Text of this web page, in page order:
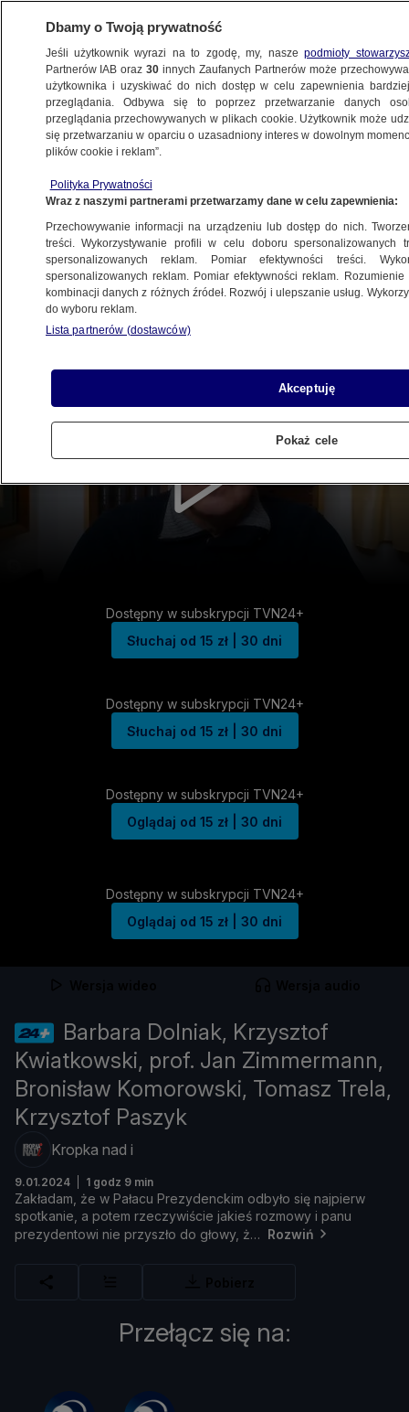
Dostępny w subskrypcji TVN24+
Słuchaj od 15 zł | 30 dni
Dostępny w subskrypcji TVN24+
Słuchaj od 15 zł | 30 dni
Dostępny w subskrypcji TVN24+
Oglądaj od 15 zł | 30 dni
Dostępny w subskrypcji TVN24+
Oglądaj od 15 zł | 30 dni
Barbara Dolniak, Krzysztof
Kwiatkowski, prof. Jan Zimmermann,
Bronisław Komorowski, Tomasz Trela,
Krzysztof Paszyk
Kropka nad i
9.01.2024 1 godz 9 min
Zakładam, że w Pałacu Prezydenckim odbyło się najpierw
spotkanie, a potem rzeczywiście jakieś rozmowy i panu
prezydentowi nie przyszło do głowy, ż Rozwiń
Przełącz się na:
Dbamy o Twoją prywatność
Jeśli użytkownik wyrazi na to zgodę, my, naszepodmioty
Partnerów IAB oraz30 innych Zaufanych Partnerów może
użytkownika i uzyskiwać do nich dostęp w celu zapewnienia
przeglądania. Odbywa się to poprzez przetwarzanie danych
przeglądania przechowywanych w plikach cookie. Użytkownik może
się przetwarzaniu w oparciu o uzasadniony interes w dowolnym
plików cookie i reklam”.
Polityka Prywatności
Wraz z naszymi partnerami przetwarzamy dane w celu zapewnienia:
Przechowywanie informacji na urządzeniu lub dostęp do nich.
treści. Wykorzystywanie profili w celu doboru spersonalizowanych
spersonalizowanych reklam. Pomiar efektywności treści.
spersonalizowanych reklam. Pomiar efektywności reklam.
kombinacji danych z różnych źródeł. Rozwój i ulepszanie usług.
do wyboru reklam.
Lista partnerów (dostawców)
Akceptuję
Pokaż cele